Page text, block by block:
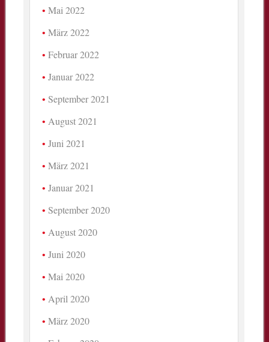
Mai 2022
März 2022
Februar 2022
Januar 2022
September 2021
August 2021
Juni 2021
März 2021
Januar 2021
September 2020
August 2020
Juni 2020
Mai 2020
April 2020
März 2020